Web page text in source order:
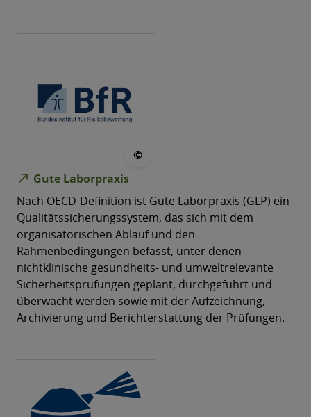
©
north_east Gute Laborpraxis
Nach OECD-​Definition ist Gute Laborpraxis (GLP) ein
Qualitätssicherungssystem, das sich mit dem
organisatorischen Ablauf und den
Rahmenbedingungen befasst, unter denen
nichtklinische gesundheits-​ und umweltrelevante
Sicherheitsprüfungen geplant, durchgeführt und
überwacht werden sowie mit der Aufzeichnung,
Archivierung und Berichterstattung der Prüfungen.